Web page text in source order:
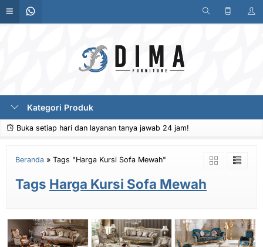
Kategori Produk
Buka setiap hari dan layanan tanya jawab 24 jam!
Beranda » Tags "Harga Kursi Sofa Mewah"
Tags Harga Kursi Sofa Mewah